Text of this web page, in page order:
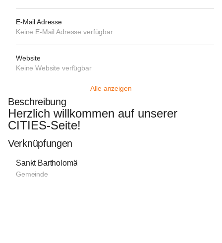
E-Mail Adresse
Keine E-Mail Adresse verfügbar
Website
Keine Website verfügbar
Alle anzeigen
Beschreibung
Herzlich willkommen auf unserer
CITIES-Seite!
Verknüpfungen
Sankt Bartholomä
Gemeinde